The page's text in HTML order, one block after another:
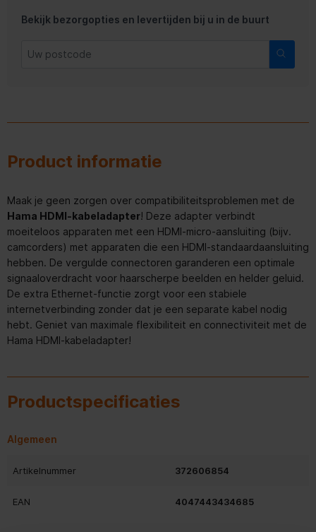
Bekijk bezorgopties en levertijden bij u in de buurt
Product informatie
Maak je geen zorgen over compatibiliteitsproblemen met de
Hama HDMI-kabeladapter! Deze adapter verbindt
moeiteloos apparaten met een HDMI-micro-aansluiting (bijv.
camcorders) met apparaten die een HDMI-standaardaansluiting
hebben. De vergulde connectoren garanderen een optimale
signaaloverdracht voor haarscherpe beelden en helder geluid.
De extra Ethernet-functie zorgt voor een stabiele
internetverbinding zonder dat je een separate kabel nodig
hebt. Geniet van maximale flexibiliteit en connectiviteit met de
Hama HDMI-kabeladapter!
Productspecificaties
Algemeen
Artikelnummer 372606854
EAN 4047443434685